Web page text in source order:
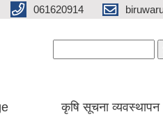
061620914
कृषि सूचना व्यवस्थापन